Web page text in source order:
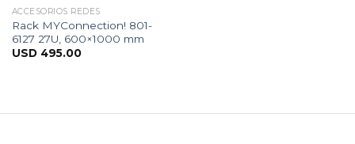
ACCESORIOS REDES
Rack MYConnection! 801-
6127 27U, 600×1000 mm
USD 495.00